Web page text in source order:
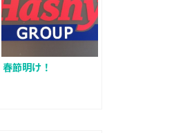
春節明け！